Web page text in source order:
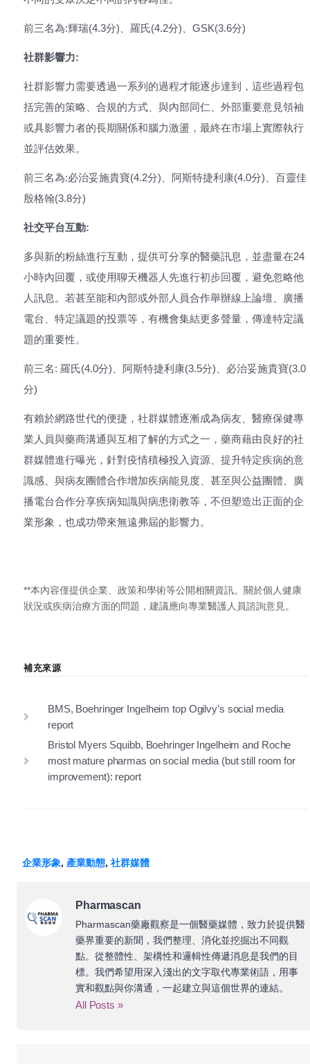
前三名為:輝瑞(4.3分)、羅氏(4.2分)、GSK(3.6分)
社群影響力:
社群影響力需要透過一系列的過程才能逐步達到，這些過程包
括完善的策略、合規的方式、與內部同仁、外部重要意見領袖
或具影響力者的長期關係和腦力激盪，最終在市場上實際執行
並評估效果。
前三名為:必治妥施貴寶(4.2分)、阿斯特捷利康(4.0分)、百靈佳
殷格翰(3.8分)
社交平台互動:
多與新的粉絲進行互動，提供可分享的醫藥訊息，並盡量在24
小時內回覆，或使用聊天機器人先進行初步回覆，避免忽略他
人訊息。若甚至能和內部或外部人員合作舉辦線上論壇、廣播
電台、特定議題的投票等，有機會集結更多聲量，傳達特定議
題的重要性。
前三名: 羅氏(4.0分)、阿斯特捷利康(3.5分)、必治妥施貴寶(3.0
分)
有賴於網路世代的便捷，社群媒體逐漸成為病友、醫療保健專
業人員與藥商溝通與互相了解的方式之一，藥商藉由良好的社
群媒體進行曝光，針對疫情積極投入資源、提升特定疾病的意
識感、與病友團體合作增加疾病能見度、甚至與公益團體、廣
播電台合作分享疾病知識與病患衛教等，不但塑造出正面的企
業形象，也成功帶來無遠弗屆的影響力。
**本內容僅提供企業、政策和學術等公開相關資訊。關於個人健康
狀況或疾病治療方面的問題，建議應向專業醫護人員諮詢意見。
補充來源
BMS, Boehringer Ingelheim top Ogilvy’s social media
report
Bristol Myers Squibb, Boehringer Ingelheim and Roche
most mature pharmas on social media (but still room for
improvement): report
企業形象, 產業動態, 社群媒體
Pharmascan
Pharmascan藥廠觀察是一個醫藥媒體，致力於提供醫
藥界重要的新聞，我們整理、消化並挖掘出不同觀
點。從整體性、架構性和邏輯性傳遞消息是我們的目
標。我們希望用深入淺出的文字取代專業術語，用事
實和觀點與你溝通，一起建立與這個世界的連結。
All Posts »